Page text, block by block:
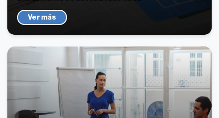
Ver más